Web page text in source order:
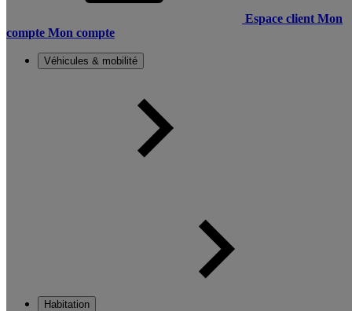
Espace client Mon
compte Mon compte
Véhicules & mobilité
Habitation